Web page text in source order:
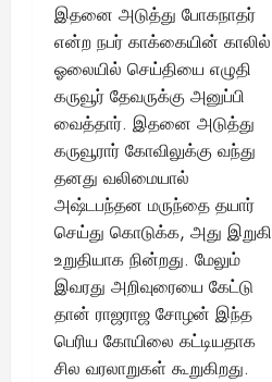
இதனை அடுத்து போகநாதர்
என்ற நபர் காக்கையின் காலில்
ஓலையில் செய்தியை எழுதி
கருவூர் தேவருக்கு அனுப்பி
வைத்தார். இதனை அடுத்து
கருவூரார் கோவிலுக்கு வந்து
தனது வலிமையால்
அஷ்டபந்தன மருந்தை தயார்
செய்து கொடுக்க, அது இறுகி
உறுதியாக நின்றது. மேலும்
இவரது அறிவுரையை கேட்டு
தான் ராஜராஜ சோழன் இந்த
பெரிய கோயிலை கட்டியதாக
சில வரலாறுகள் கூறுகிறது.